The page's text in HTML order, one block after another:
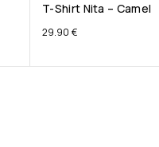
T-Shirt Nita – Camel
29.90 €